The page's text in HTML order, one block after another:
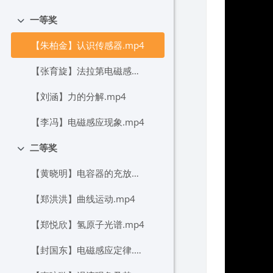
一等奖
【朱柏金】认识传感器.mp4
【张育旋】法拉第电磁感应定律.mp4
【刘涵】力的分解.mp4
【李冯】电磁感应现象.mp4
折叠
二等奖
【黄晓明】电容器的充放电.mp4
【郑洪洪】曲线运动.mp4
【郑悦欣】氢原子光谱.mp4
【封国东】电磁感应定律.mp4